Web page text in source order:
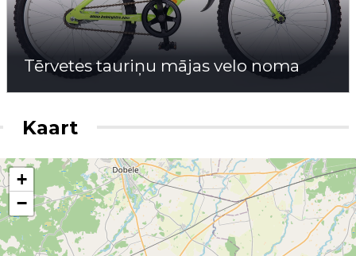
Tērvetes tauriņu mājas velo noma
Kaart
+
−